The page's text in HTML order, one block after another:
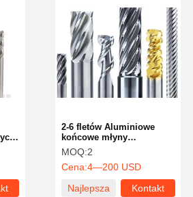
2-6 fletów Aluminiowe
końcowe młyny
standardowe z głęboką
konstrukcją rowu
MOQ:2
Cena:4—200 USD
Najlepsza
Kontakt